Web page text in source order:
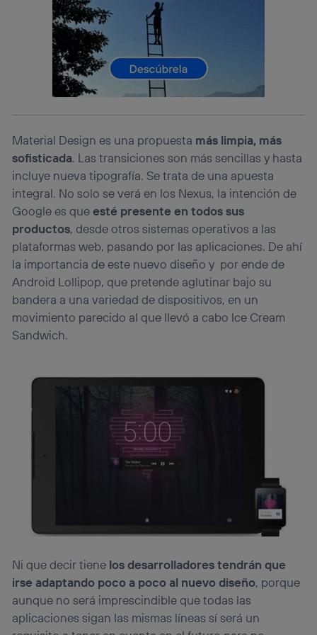
Material Design es una propuesta más limpia, más
sofisticada. Las transiciones son más sencillas y hasta
incluye nueva tipografía. Se trata de una apuesta
integral. No solo se verá en los Nexus, la intención de
Google es queesté presente en todos sus
productos, desde otros sistemas operativos a las
plataformas web, pasando por las aplicaciones. De ahí
la importancia de este nuevo diseño y por ende de
Android Lollipop, que pretende aglutinar bajo su
bandera a una variedad de dispositivos, en un
movimiento parecido al que llevó a cabo Ice Cream
Sandwich.
Ni que decir tiene los desarrolladores tendrán que
irse adaptando poco a poco al nuevo diseño, porque
aunque no será imprescindible que todas las
aplicaciones sigan las mismas líneas sí será un
Este identificador se asigna a la conexión de internet, por
lo que cualquier persona que conecte su dispositivo y
consienta el uso de la tecnología recibirá el mismo
identificador. Típicamente:
Si utilizas unaconexión de banda ancha
el marketing o análisis se realizará en función de las
actividades de navegación de los miembros del hogar
personalizado, ya que se basará únicamente en la
navegación del usuario del móvil.
Puedes gestionar los consentimientos Utiq seleccionando
“Administrar Utiq” en la parte inferior de esta página web o
visitando el
(“consenthub”). Para más información, consulta
la política de privacidad de Utiq.